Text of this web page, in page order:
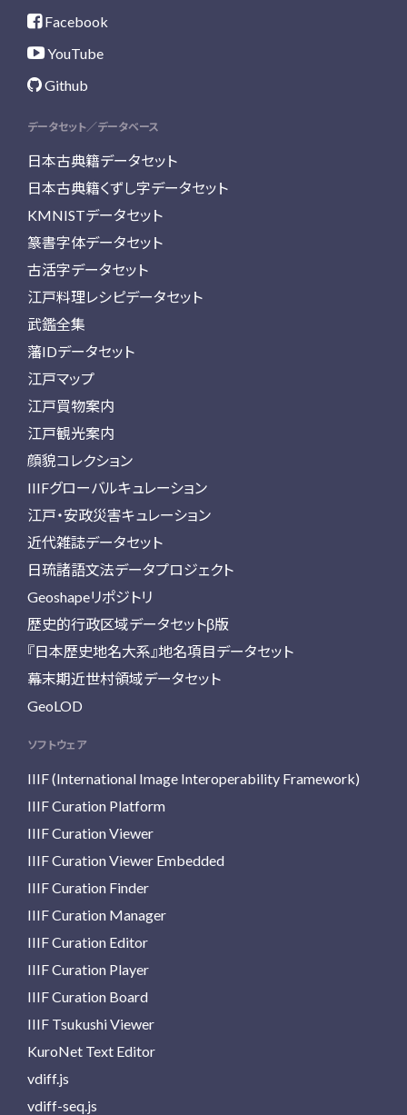
Facebook
YouTube
Github
データセット／データベース
日本古典籍データセット
日本古典籍くずし字データセット
KMNISTデータセット
篆書字体データセット
古活字データセット
江戸料理レシピデータセット
武鑑全集
藩IDデータセット
江戸マップ
江戸買物案内
江戸観光案内
顔貌コレクション
IIIFグローバルキュレーション
江戸・安政災害キュレーション
近代雑誌データセット
日琉諸語文法データプロジェクト
Geoshapeリポジトリ
歴史的行政区域データセットβ版
『日本歴史地名大系』地名項目データセット
幕末期近世村領域データセット
GeoLOD
ソフトウェア
IIIF (International Image Interoperability Framework)
IIIF Curation Platform
IIIF Curation Viewer
IIIF Curation Viewer Embedded
IIIF Curation Finder
IIIF Curation Manager
IIIF Curation Editor
IIIF Curation Player
IIIF Curation Board
IIIF Tsukushi Viewer
KuroNet Text Editor
vdiff.js
vdiff-seq.js